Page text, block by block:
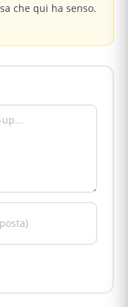
che qui ha senso.